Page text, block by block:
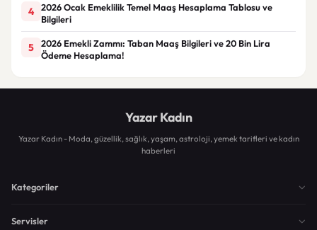
4
2026 Ocak Emeklilik Temel Maaş Hesaplama Tablosu ve
Bilgileri
5
2026 Emekli Zammı: Taban Maaş Bilgileri ve 20 Bin Lira
Ödeme Hesaplama!
Yazar Kadın
Yazar Kadın - Moda, güzellik, sağlık, yaşam, astroloji, yemek tarifleri ve kadın
haberleri
Kategoriler
Servisler